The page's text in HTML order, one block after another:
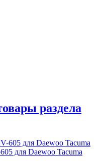
раздела
для Daewoo Tacuma